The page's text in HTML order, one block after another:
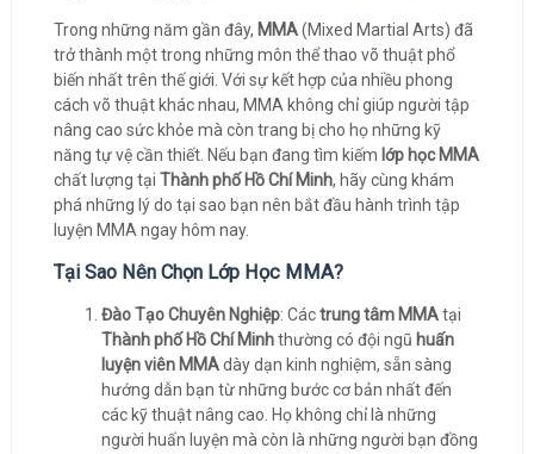
Trong những năm gần đây, MMA(Mixed Martial Arts) đã
trở thành một trong những môn thể thao võ thuật phổ
biến nhất trên thế giới. Với sự kết hợp của nhiều phong
cách võ thuật khác nhau, MMA không chỉ giúp người tập
nâng cao sức khỏe mà còn trang bị cho họ những kỹ
năng tự vệ cần thiết. Nếu bạn đang tìm kiếm lớp học MMA
chất lượng tại Thành phố Hồ Chí Minh, hãy cùng khám
phá những lý do tại sao bạn nên bắt đầu hành trình tập
luyện MMA ngay hôm nay.
Tại Sao Nên Chọn Lớp Học MMA?
Đào Tạo Chuyên Nghiệp: Cáctrung tâm MMAtại
Thành phố Hồ Chí Minhthường có đội ngũ huấn
luyện viên MMAdày dạn kinh nghiệm, sẵn sàng
hướng dẫn bạn từ những bước cơ bản nhất đến
các kỹ thuật nâng cao. Họ không chỉ là những
người huấn luyện mà còn là những người bạn đồng